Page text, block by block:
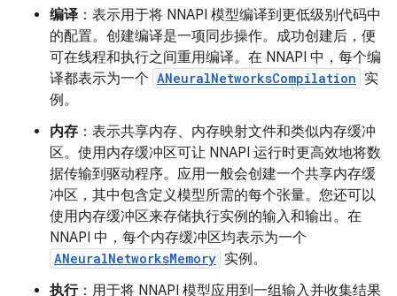
编译 ：表示用于将 NNAPI 模型编译到更低级别代码中
的配置。创建编译是一项同步操作。成功创建后，便
可在线程和执行之间重用编译。在 NNAPI 中，每个编
译都表示为一个 ANeuralNetworksCompilation 实
例。
内存 ：表示共享内存、内存映射文件和类似内存缓冲
区。使用内存缓冲区可让 NNAPI 运行时更高效地将数
据传输到驱动程序。应用一般会创建一个共享内存缓
冲区，其中包含定义模型所需的每个张量。您还可以
使用内存缓冲区来存储执行实例的输入和输出。在
NNAPI 中，每个内存缓冲区均表示为一个
ANeuralNetworksMemory 实例。
执行：用于将 NNAPI 模型应用到一组输入并收集结果